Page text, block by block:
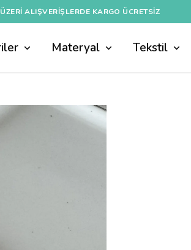
ALIŞVERIŞLERDE KARGO ÜCRETSİZ
Materyal Tekstil